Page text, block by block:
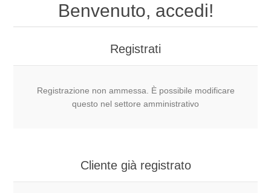
Benvenuto, accedi!
Registrati
Registrazione non ammessa. È possibile modificare
questo nel settore amministrativo
Cliente già registrato